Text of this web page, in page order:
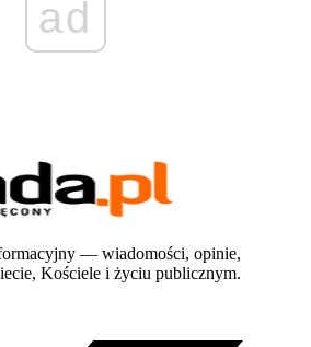
ad
— wiadomości, opinie,
Kościele i życiu publicznym.